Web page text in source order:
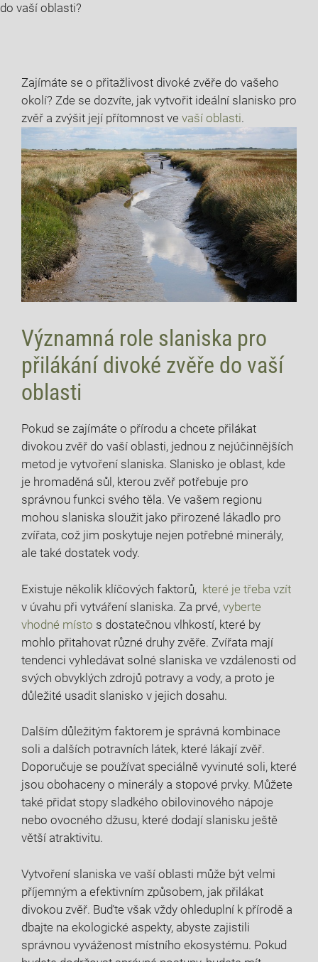
do vaší oblasti?
Zajímáte se o přitažlivost divoké zvěře do vašeho
okolí? Zde se dozvíte, jak vytvořit ideální slanisko pro
zvěř a zvýšit její přítomnost ve vaší oblasti.
Významná role slaniska pro
přilákání divoké zvěře do vaší
oblasti
Pokud se zajímáte o přírodu a chcete přilákat
divokou zvěř‍ do vaší oblasti, jednou⁤ z nejúčinnějších
metod je vytvoření slaniska. Slanisko je oblast, kde
je hromaděná sůl, kterou zvěř potřebuje pro
správnou funkci svého těla. Ve ⁢vašem regionu
mohou slaniska sloužit jako přirozené lákadlo pro⁣
zvířata, což jim⁤ poskytuje nejen potřebné minerály,
ale také dostatek ​vody.
Existuje několik⁢ klíčových faktorů, ⁣ které je třeba vzít
v úvahu při vytváření slaniska. Za prvé, vyberte
vhodné místo s dostatečnou vlhkostí, které by⁣
mohlo přitahovat⁢ různé druhy zvěře. Zvířata mají
tendenci ‌vyhledávat solné slaniska ve vzdálenosti od
svých ⁤obvyklých zdrojů⁣ potravy a vody, a proto je
důležité usadit slanisko v jejich dosahu.
Dalším důležitým faktorem je správná kombinace
soli a dalších potravních ⁣látek,‍ které lákají zvěř.
Doporučuje se používat speciálně vyvinuté soli, které
jsou obohaceny o minerály a stopové ⁢prvky. Můžete
také přidat ⁢stopy ⁤sladkého​ obilovinového nápoje
nebo ⁢ovocného ‍džusu, které dodají slanisku ještě
větší atraktivitu.
Vytvoření slaniska ve‍ vaší ⁣oblasti může být velmi
příjemným a efektivním způsobem, jak přilákat
divokou zvěř. Buďte však vždy ohleduplní k přírodě a
dbajte​ na ⁣ekologické aspekty, abyste zajistili
správnou vyváženost místního ekosystému. Pokud